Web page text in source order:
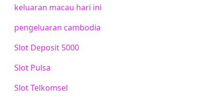
keluaran macau hari ini
pengeluaran cambodia
Slot Deposit 5000
Slot Pulsa
Slot Telkomsel